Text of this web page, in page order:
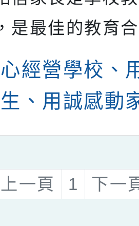
是最佳的教育
心經營學校、
、用誠感動
上一頁 1 下一